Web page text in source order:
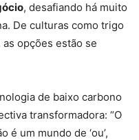
, desafiando há muito
De culturas como trigo
opções estão se
de baixo carbono
transformadora: “O
um mundo de ‘ou’,